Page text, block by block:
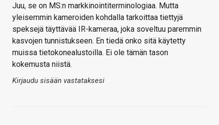
Juu, se on MS:n markkinointiterminologiaa. Mutta
yleisemmin kameroiden kohdalla tarkoittaa tiettyjä
speksejä täyttävää IR-kameraa, joka soveltuu paremmin
kasvojen tunnistukseen. En tiedä onko sitä käytetty
muissa tietokonealustoilla. Ei ole tämän tason
kokemusta niistä.
Kirjaudu sisään vastataksesi